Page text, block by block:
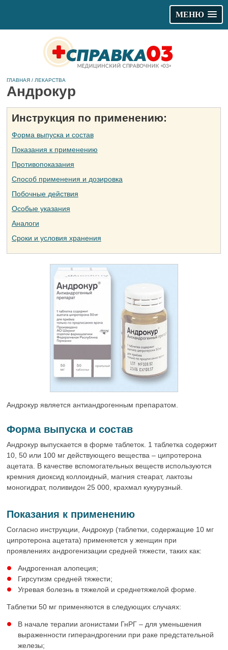
МЕНЮ
ГЛАВНАЯ / ЛЕКАРСТВА
Андрокур
Инструкция по применению:
Форма выпуска и состав
Показания к применению
Противопоказания
Способ применения и дозировка
Побочные действия
Особые указания
Аналоги
Сроки и условия хранения
Андрокур является антиандрогенным препаратом.
Форма выпуска и состав
Андрокур выпускается в форме таблеток. 1 таблетка содержит
10, 50 или 100 мг действующего вещества – ципротерона
ацетата. В качестве вспомогательных веществ используются
кремния диоксид коллоидный, магния стеарат, лактозы
моногидрат, поливидон 25 000, крахмал кукурузный.
Показания к применению
Согласно инструкции, Андрокур (таблетки, содержащие 10 мг
ципротерона ацетата) применяется у женщин при
проявлениях андрогенизации средней тяжести, таких как:
Андрогенная алопеция;
Гирсутизм средней тяжести;
Угревая болезнь в тяжелой и среднетяжелой форме.
Таблетки 50 мг применяются в следующих случаях:
В начале терапии агонистами ГнРГ – для уменьшения
выраженности гиперандрогении при раке предстательной
железы;